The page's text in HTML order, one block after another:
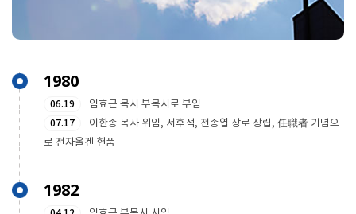
1980
06.19 임효근 목사 부목사로 부임
07.17
이한종 목사 위임, 서후석, 전종엽 장로 장립, 任職者 기념으
로 전자올겐 헌품
1982